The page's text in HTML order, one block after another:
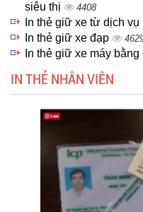
siêu thị
4408
In thẻ giữ xe từ dịch
In thẻ giữ xe đạp
In thẻ giữ xe máy
IN THẺ NHÂN VIÊN